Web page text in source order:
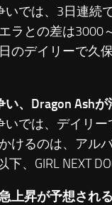
では、3日連続
ラとの差は3000
のデイリーで久
い、Dragon Ashが
では、デイリー
けるのは、アル
下、GIRL NEXT
上昇が予想され